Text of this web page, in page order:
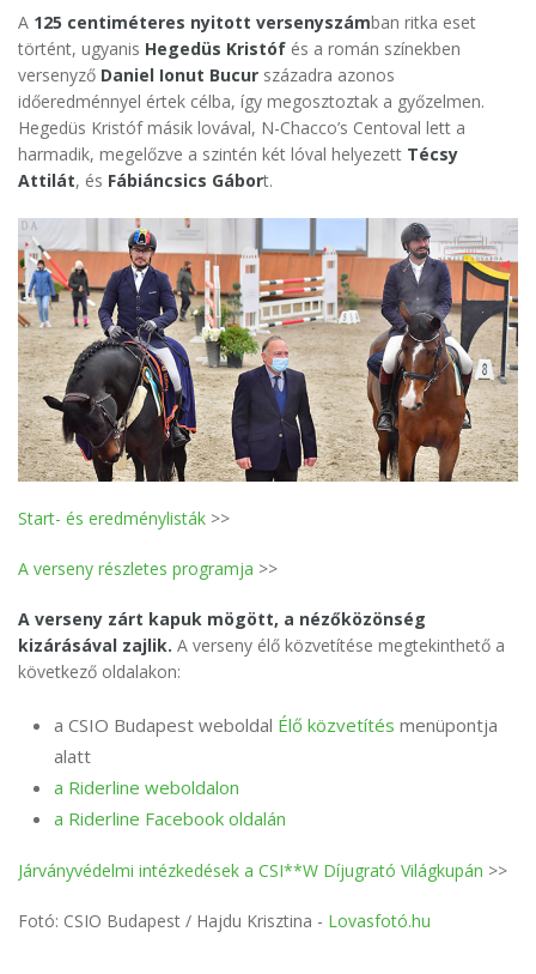
A 125 centiméteres nyitott versenyszámban ritka eset
történt, ugyanis Hegedüs Kristóf és a román színekben
versenyző Daniel Ionut Bucur századra azonos
időeredménnyel értek célba, így megosztoztak a győzelmen.
Hegedüs Kristóf másik lovával, N-Chacco’s Centoval lett a
harmadik, megelőzve a szintén két lóval helyezett Técsy
Attilát, és Fábiáncsics Gábort.
Start- és eredménylisták >>
A verseny részletes programja >>
A verseny zárt kapuk mögött, a nézőközönség
kizárásával zajlik. A verseny élő közvetítése megtekinthető a
következő oldalakon:
a CSIO Budapest weboldal Élő közvetítés menüpontja
alatt
a Riderline weboldalon
a Riderline Facebook oldalán
Járványvédelmi intézkedések a CSI**W Díjugrató Világkupán >>
Fotó: CSIO Budapest / Hajdu Krisztina - Lovasfotó.hu